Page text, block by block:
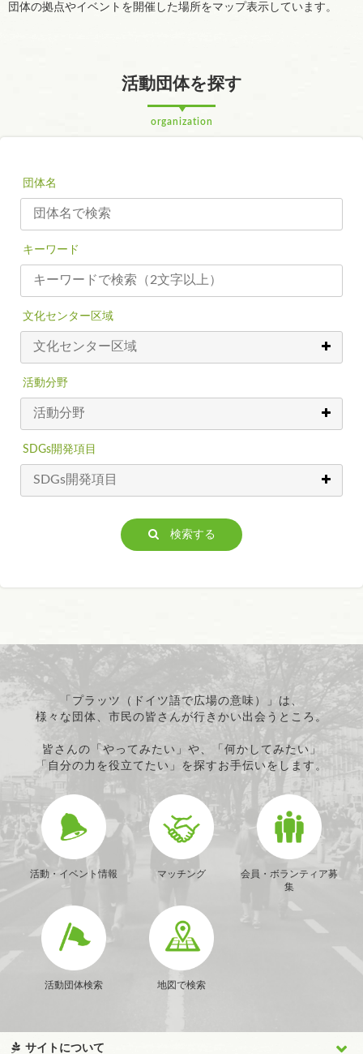
団体の拠点やイベントを開催した場所をマップ表示しています。
活動団体を探す
organization
団体名
キーワード
文化センター区域
活動分野
SDGs開発項目
検索する
「プラッツ（ドイツ語で広場の意味）」は、
様々な団体、市民の皆さんが行きかい出会うところ。
皆さんの「やってみたい」や、「何かしてみたい」
「自分の力を役立てたい」を探すお手伝いをします。
活動・イベント情報 マッチング
会員・ボランティア募
集
活動団体検索 地図で検索
サイトについて